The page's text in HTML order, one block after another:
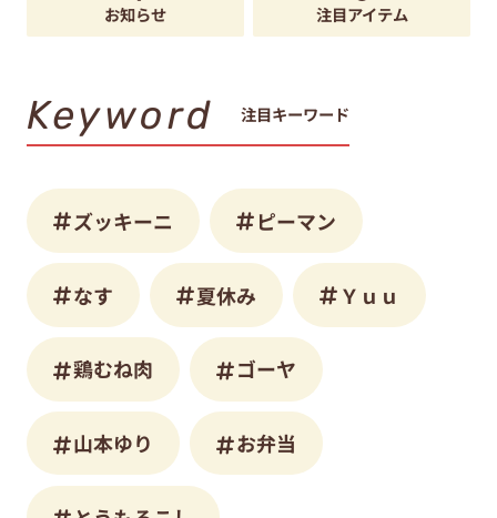
お知らせ 注目アイテム
Keyword 注目キーワード
ズッキーニ ピーマン
なす 夏休み Ｙｕｕ
鶏むね肉 ゴーヤ
山本ゆり お弁当